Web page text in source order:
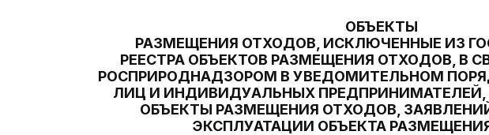
ОБЪЕКТЫ
РАЗМЕЩЕНИЯ ОТХОДОВ, ИСКЛЮЧЕННЫЕ ИЗ
РЕЕСТРА ОБЪЕКТОВ РАЗМЕЩЕНИЯ ОТХОДОВ, В
РОСПРИРОДНАДЗОРОМ В УВЕДОМИТЕЛЬНОМ
ЛИЦ И ИНДИВИДУАЛЬНЫХ
ОБЪЕКТЫ РАЗМЕЩЕНИЯ ОТХОДОВ,
ЭКСПЛУАТАЦИИ ОБЪЕКТА